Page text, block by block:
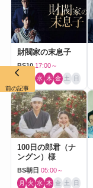
財閥家の末息子
BS10 17:00～
月 水 木 金 土 日
100日の郎君（ナ
ングン）様
BS朝日 05:00～
月 火 水 木 金 土 日
前の記事